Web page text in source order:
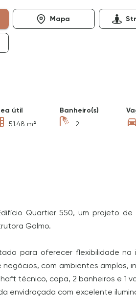
Mapa
útil
51.48 m²
Banheiro(s)
2
Quartier 550, um projeto
Galmo.
para oferecer flexibilidade na
negócios, com ambientes amplos,
técnico, copa, 2 banheiros e 1
envidraçada com excelente